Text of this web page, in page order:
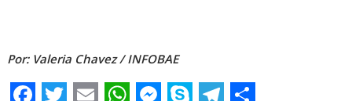
Por: Valeria Chavez / INFOBAE